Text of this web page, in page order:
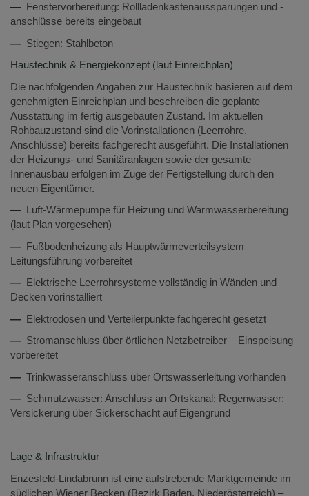
— Fenstervorbereitung: Rollladenkastenaussparungen und -
anschlüsse bereits eingebaut
— Stiegen: Stahlbeton
Haustechnik & Energiekonzept (laut Einreichplan)
Die nachfolgenden Angaben zur Haustechnik basieren auf dem
genehmigten Einreichplan und beschreiben die geplante
Ausstattung im fertig ausgebauten Zustand. Im aktuellen
Rohbauzustand sind die Vorinstallationen (Leerrohre,
Anschlüsse) bereits fachgerecht ausgeführt. Die Installationen
der Heizungs- und Sanitäranlagen sowie der gesamte
Innenausbau erfolgen im Zuge der Fertigstellung durch den
neuen Eigentümer.
— Luft-Wärmepumpe für Heizung und Warmwasserbereitung
(laut Plan vorgesehen)
— Fußbodenheizung als Hauptwärmeverteilsystem –
Leitungsführung vorbereitet
— Elektrische Leerrohrsysteme vollständig in Wänden und
Decken vorinstalliert
— Elektrodosen und Verteilerpunkte fachgerecht gesetzt
— Stromanschluss über örtlichen Netzbetreiber – Einspeisung
vorbereitet
— Trinkwasseranschluss über Ortswasserleitung vorhanden
— Schmutzwasser: Anschluss an Ortskanal; Regenwasser:
Versickerung über Sickerschacht auf Eigengrund
Lage & Infrastruktur
Enzesfeld-Lindabrunn ist eine aufstrebende Marktgemeinde im
südlichen Wiener Becken (Bezirk Baden, Niederösterreich) –